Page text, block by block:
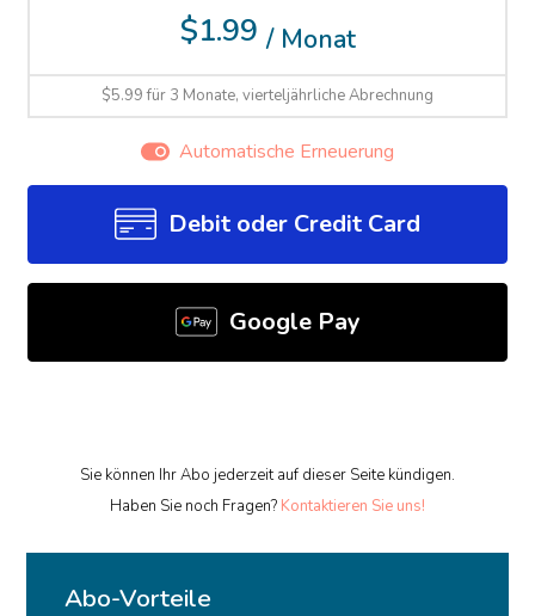
$1.99 / Monat
$5.99 für 3 Monate, vierteljährliche Abrechnung
Automatische Erneuerung
Debit oder Credit Card
Google Pay
Sie können Ihr Abo jederzeit auf dieser Seite kündigen.
Haben Sie noch Fragen? Kontaktieren Sie uns!
Abo-Vorteile